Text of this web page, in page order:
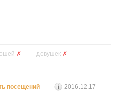
✗ девушек ✗
посещений 2016.12.17